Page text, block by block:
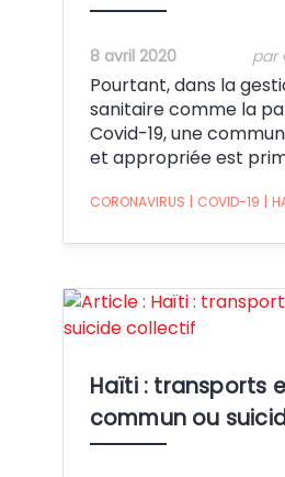
8 avril 2020 par
Pourtant, dans la
sanitaire comme la
Covid-19, une
et appropriée est
CORONAVIRUS | COVID-19 |
Haïti : transports
commun ou